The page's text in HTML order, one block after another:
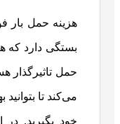
بستگی دارد که
حمل تاثیرگذار
می‌کند تا
خود بگیرید.